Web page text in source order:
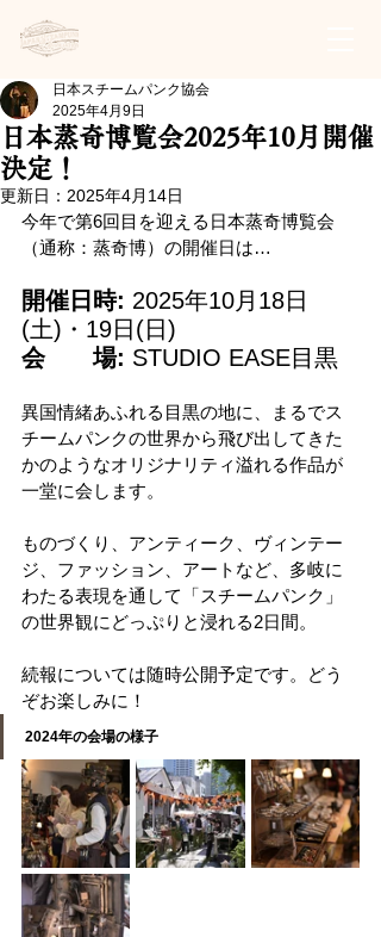
日本蒸奇博覧会2025年10月開催
決定！
日本スチームパンク協会
2025年4月9日
更新日： 2025年4月14日
今年で第6回目を迎える日本蒸奇博覧会
（通称：蒸奇博）の開催日は…
開催日時: 2025年10月18日
(土)・19日(日)
会　　場: STUDIO EASE目黒
異国情緒あふれる目黒の地に、まるでス
チームパンクの世界から飛び出してきた
かのようなオリジナリティ溢れる作品が
一堂に会します。
ものづくり、アンティーク、ヴィンテー
ジ、ファッション、アートなど、多岐に
わたる表現を通して「スチームパンク」
の世界観にどっぷりと浸れる2日間。
続報については随時公開予定です。どう
ぞお楽しみに！
2024年の会場の様子